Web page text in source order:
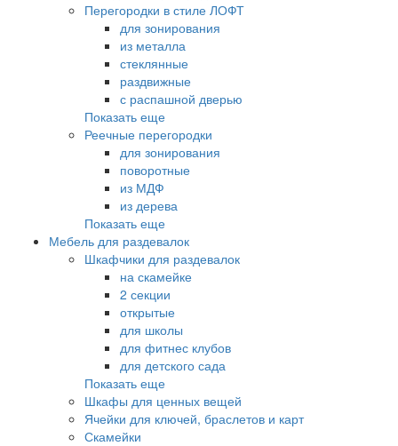
Перегородки в стиле ЛОФТ
для зонирования
из металла
стеклянные
раздвижные
с распашной дверью
Показать еще
Реечные перегородки
для зонирования
поворотные
из МДФ
из дерева
Показать еще
Мебель для раздевалок
Шкафчики для раздевалок
на скамейке
2 секции
открытые
для школы
для фитнес клубов
для детского сада
Показать еще
Шкафы для ценных вещей
Ячейки для ключей, браслетов и карт
Скамейки